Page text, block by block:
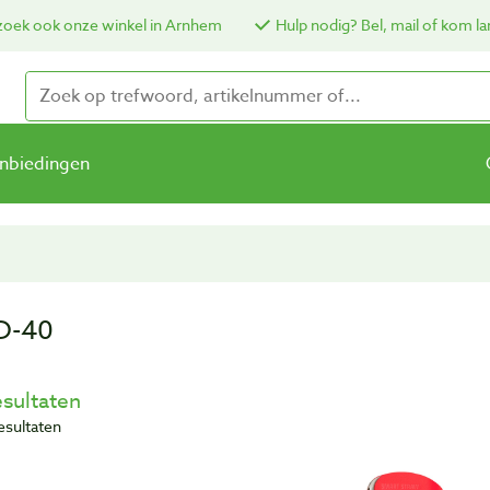
ook onze winkel in Arnhem Hulp nodig? Bel, mail of kom
40